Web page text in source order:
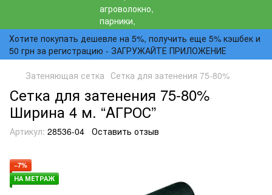
Хотите покупать дешевле на 5%, получить еще 5% кэшбек и
50 грн за регистрацию - ЗАГРУЖАЙТЕ ПРИЛОЖЕНИЕ
Затеняющая сетка Сетка для затенения 75-80%
Сетка для затенения 75-80%
Ширина 4 м. “AГРОС”
Артикул: 28536-04 Оставить отзыв
−7%
НА МЕТРАЖ